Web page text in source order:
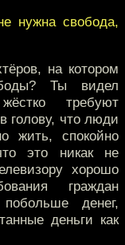
нужна свобода,
на котором
Ты видел
требуют
голову, что люди
жить, спокойно
это никак не
хорошо
граждан
денег,
деньги как